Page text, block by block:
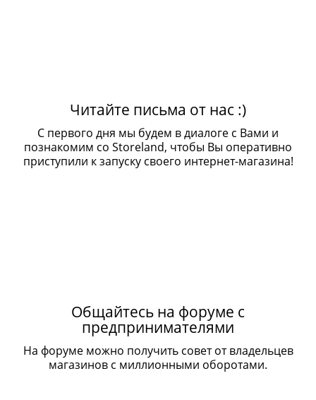
Читайте письма от нас :)
С первого дня мы будем в диалоге с Вами и
познакомим со Storeland, чтобы Вы оперативно
приступили к запуску своего интернет-магазина!
Общайтесь на форуме с
предпринимателями
На форуме можно получить совет от владельцев
магазинов с миллионными оборотами.